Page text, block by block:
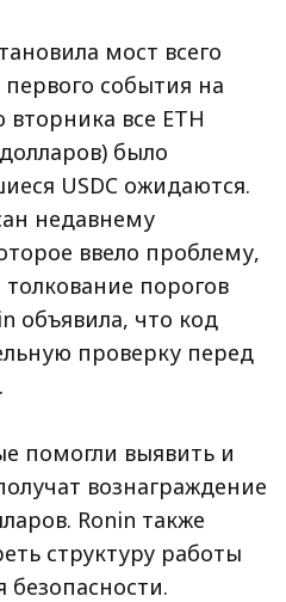
мост всего
события на
все ETH
было
USDC ожидаются.
недавнему
ввело проблему,
порогов
объявила, что код
проверку перед
помогли выявить и
вознаграждение
Ronin также
структуру работы